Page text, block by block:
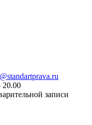
20.00
записи